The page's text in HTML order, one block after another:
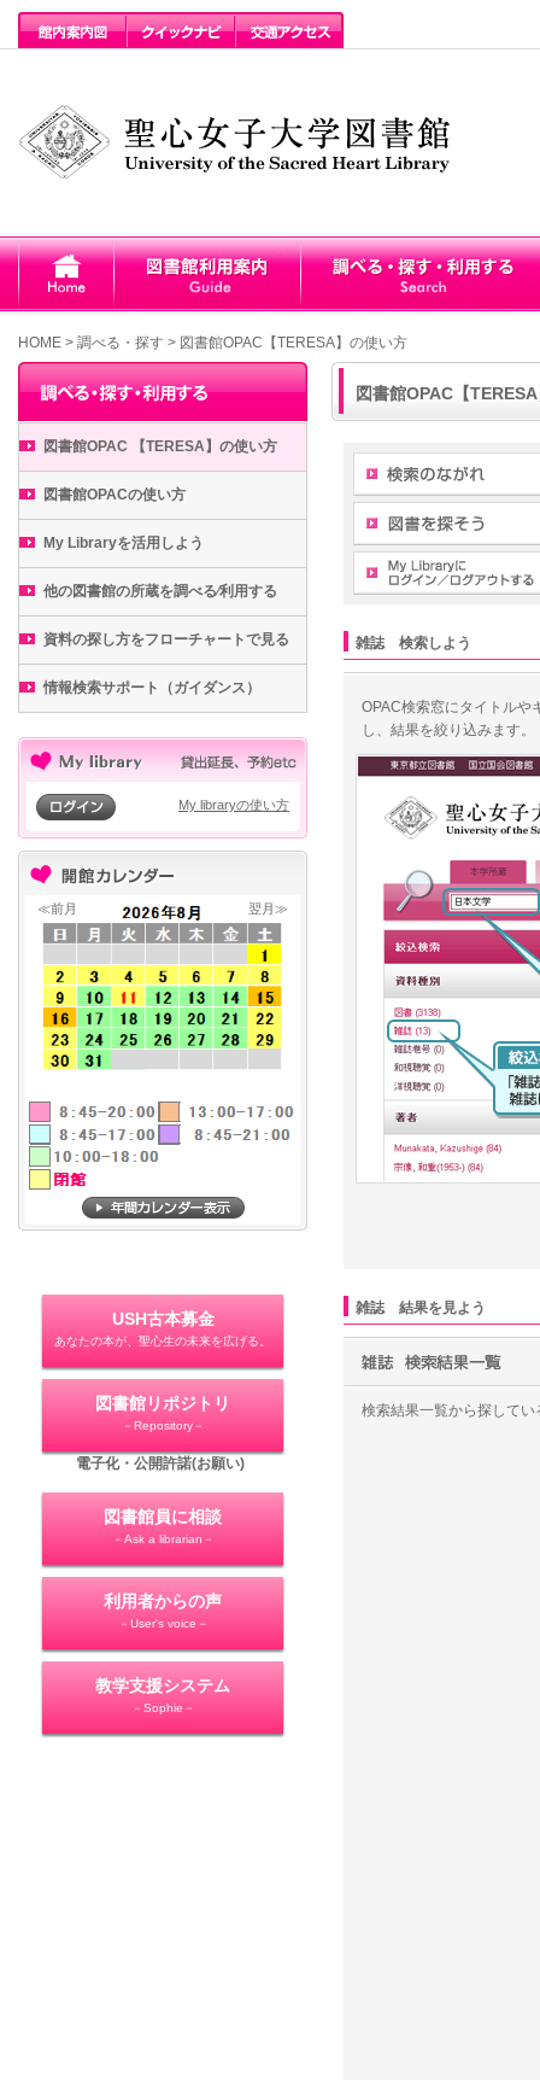
HOME > 調べる・探す > 図書館OPAC【TERESA】の使い方
図書館OPAC【
雑誌 検索しよう
OPAC検索窓にタイトルや
し、結果を絞り込みます。
雑誌 結果を見よう
検索結果一覧から探して
図書館OPAC 【TERESA】の使い方
図書館OPACの使い方
My Libraryを活用しよう
他の図書館の所蔵を調べる⁄利用する
資料の探し方をフローチャートで見る
情報検索サポート（ガイダンス）
My libraryの使い方
≪前月 翌月≫
USH古本募金
あなたの本が、聖心生の未来を広げる。
図書館リポジトリ
－Repository－
電子化・公開許諾(お願い)
図書館員に相談
－Ask a librarian－
利用者からの声
－User's voice－
教学支援システム
－Sophie－